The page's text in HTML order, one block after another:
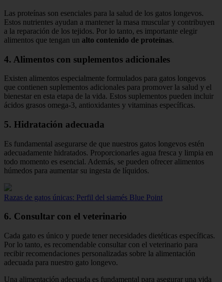
Las proteínas son esenciales para la salud de los gatos longevos.
Estos nutrientes ayudan a mantener la masa muscular y contribuyen
a la reparación de los tejidos. Por lo tanto, es importante elegir
alimentos que tengan un alto contenido de proteínas.
4. Alimentos con suplementos adicionales
Existen alimentos especialmente formulados para gatos longevos
que contienen suplementos adicionales para promover la salud y el
bienestar en esta etapa de la vida. Estos suplementos pueden incluir
ácidos grasos omega-3, antioxidantes y vitaminas específicas.
5. Hidratación adecuada
Es fundamental asegurarse de que nuestros gatos longevos estén
adecuadamente hidratados. Proporcionarles agua fresca y limpia en
todo momento es esencial. Además, se pueden ofrecer alimentos
húmedos para aumentar su ingesta de líquidos.
Razas de gatos únicas: Perfil del siamés Blue Point
6. Consultar con el veterinario
Cada gato es único y puede tener necesidades dietéticas específicas.
Por lo tanto, es recomendable consultar con el veterinario para
recibir recomendaciones personalizadas sobre la alimentación
adecuada para nuestro gato longevo.
Una alimentación adecuada es fundamental para asegurar una vida